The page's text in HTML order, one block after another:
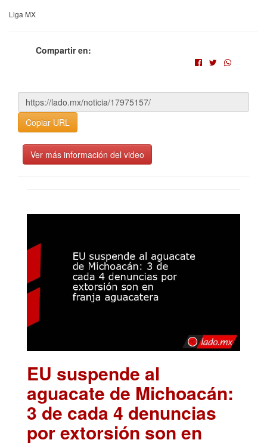
Liga MX
Compartir en:
Copiar URL
Ver más información del video
EU suspende al
aguacate de Michoacán:
3 de cada 4 denuncias
por extorsión son en